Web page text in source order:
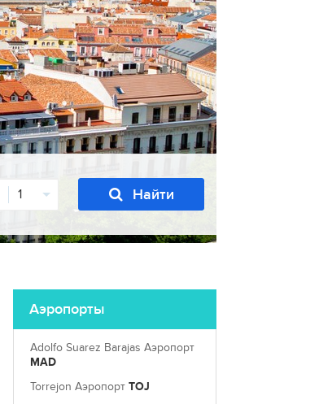
1 Найти
Аэропорты
Adolfo Suarez Barajas Аэропорт
MAD
Torrejon Аэропорт TOJ